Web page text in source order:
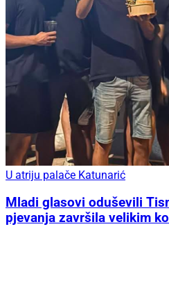
U atriju palače Katunarić
Mladi glasovi oduševili
pjevanja završila velikim